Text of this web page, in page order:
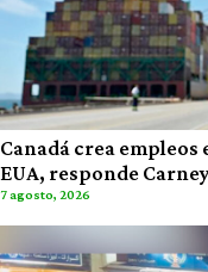
Canadá crea
EUA, responde
7 agosto, 2026